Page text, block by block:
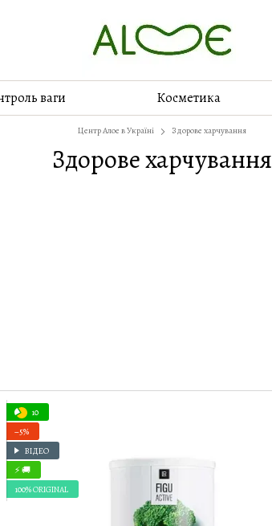
ваги Косметика
Центр Алое в Україні Здорове харчування
Здорове харчування
10
−5%
ВІДЕО
⚡ 🚚
100% ORIGINAL